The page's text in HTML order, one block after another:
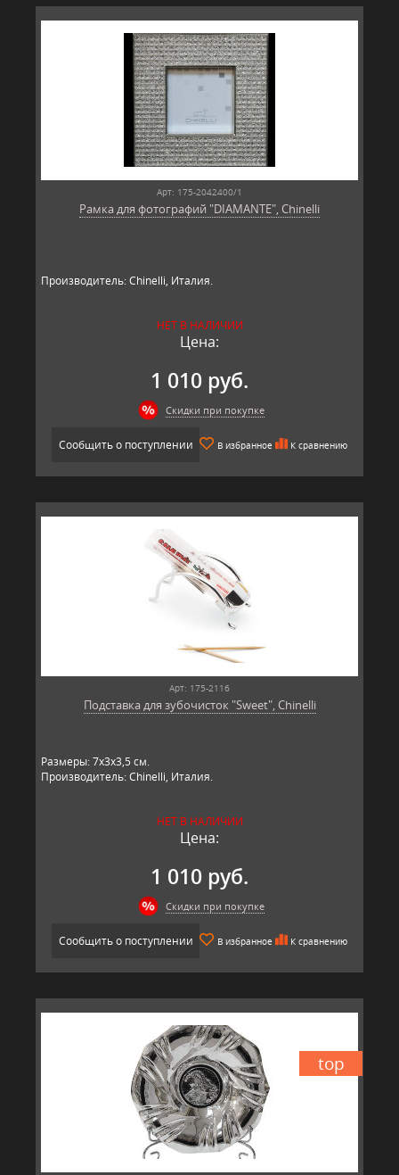
Арт: 175-2042400/1
Рамка для фотографий "DIAMANTE", Chinelli
Производитель: Chinelli, Италия.
НЕТ В НАЛИЧИИ
Цена:
1 010 руб.
Скидки при покупке
Сообщить о поступлении В избранное К сравнению
Арт: 175-2116
Подставка для зубочисток "Sweet", Chinelli
Размеры: 7х3х3,5 см.
Производитель: Chinelli, Италия.
НЕТ В НАЛИЧИИ
Цена:
1 010 руб.
Скидки при покупке
Сообщить о поступлении В избранное К сравнению
top